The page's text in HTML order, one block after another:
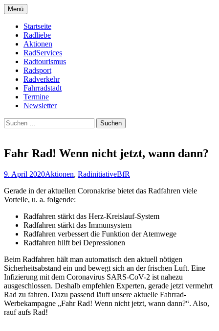
Zum
Inhalt
springen
Buchholz fährt Rad e.V.
Menü
Startseite
Radliebe
Aktionen
RadServices
Radtourismus
Radsport
Radverkehr
Fahrradstadt
Termine
Newsletter
Suchen
nach:
Fahr Rad! Wenn nicht jetzt, wann dann?
9. April 2020Aktionen, RadinitiativeBfR
Gerade in der aktuellen Coronakrise bietet das Radfahren viele
Vorteile, u. a. folgende:
Radfahren stärkt das Herz-Kreislauf-System
Radfahren stärkt das Immunsystem
Radfahren verbessert die Funktion der Atemwege
Radfahren hilft bei Depressionen
Beim Radfahren hält man automatisch den aktuell nötigen
Sicherheitsabstand ein und bewegt sich an der frischen Luft. Eine
Infizierung mit dem Coronavirus SARS-CoV-2 ist nahezu
ausgeschlossen. Deshalb empfehlen Experten, gerade jetzt vermehrt
Rad zu fahren. Dazu passend läuft unsere aktuelle Fahrrad-
Werbekampagne „Fahr Rad! Wenn nicht jetzt, wann dann?“. Also,
rauf aufs Rad!